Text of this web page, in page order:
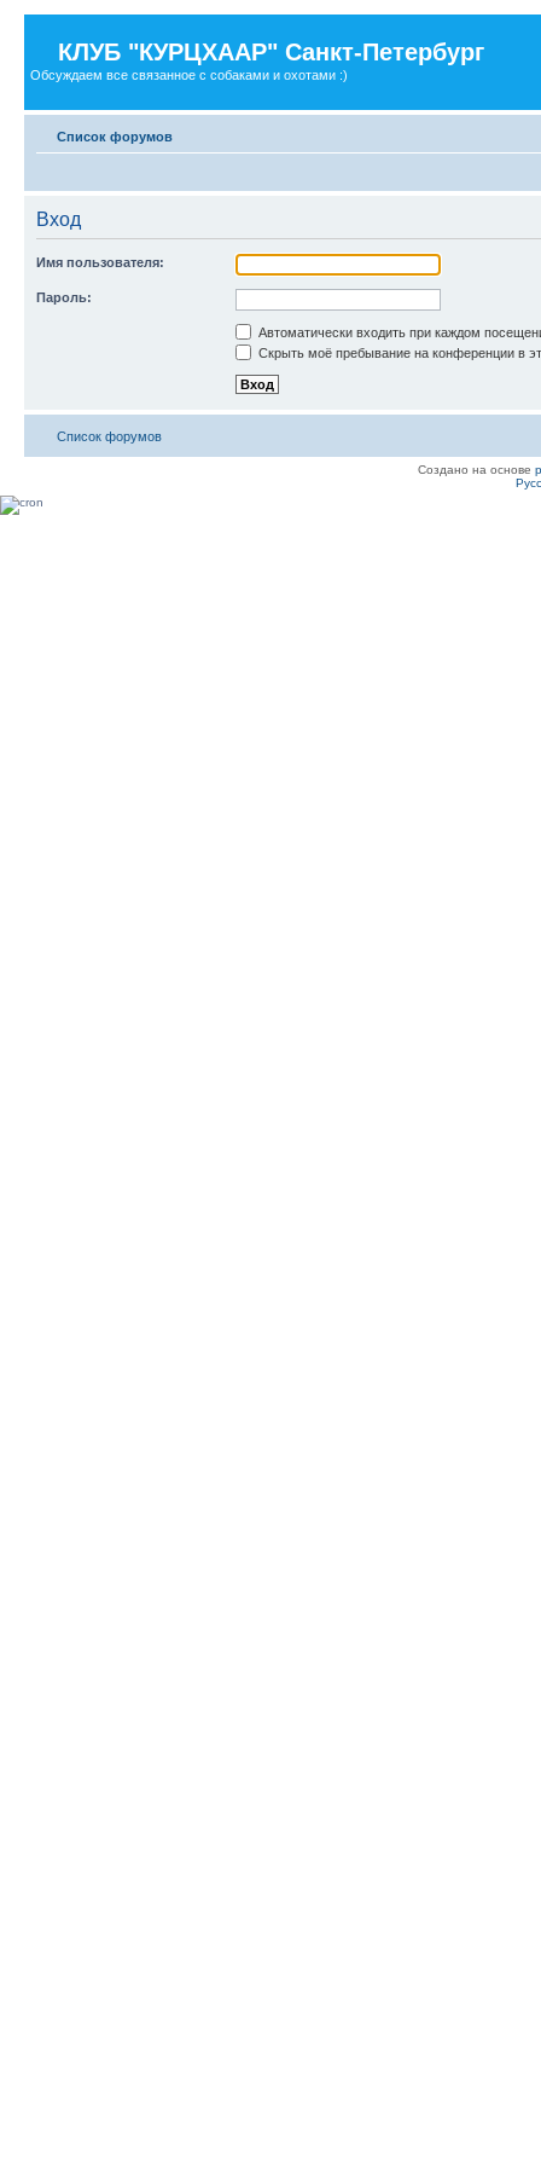
КЛУБ "КУРЦХААР" Санкт-Петербург
Обсуждаем все связанное с собаками и охотами :)
Список форумов
Вход
Имя пользователя:
Пароль:
Автоматически входить при каждом
Скрыть моё пребывание на конференции в
Список форумов
Создано на основе